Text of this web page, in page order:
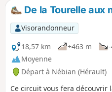
De la Tourelle aux
Visorandonneur
18,57 km
+463 m
Moyenne
Départ à Nébian (Hérault)
Ce circuit vous fera découvrir